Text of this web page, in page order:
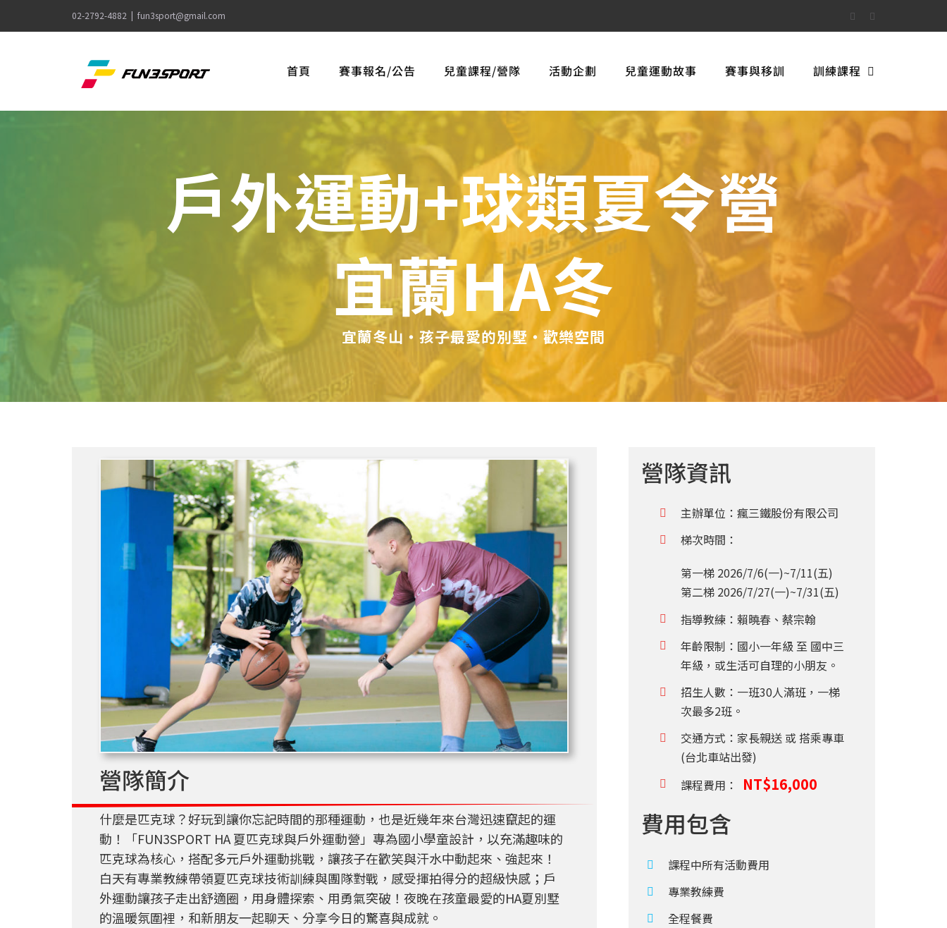
to
02-2792-4882 | fun3sport@gmail.com Facebook
首頁 賽事報名/公告 兒童課程/營隊 活動企劃 兒童運動故事 賽事與移訓 訓練課程
戶外運動+球類夏令營
宜蘭HA冬
宜蘭冬山・孩子最愛的別墅・歡樂空間
營隊簡介
什麼是匹克球？好玩到讓你忘記時間的那種運動，也是近幾年來台灣迅速竄起的運
動！「FUN3SPORT HA 夏匹克球與戶外運動營」專為國小學童設計，以充滿趣味的
匹克球為核心，搭配多元戶外運動挑戰，讓孩子在歡笑與汗水中動起來、強起來！
白天有專業教練帶領夏匹克球技術訓練與團隊對戰，感受揮拍得分的超級快感；戶
外運動讓孩子走出舒適圈，用身體探索、用勇氣突破！夜晚在孩童最愛的HA夏別墅
的溫暖氛圍裡，和新朋友一起聊天、分享今日的驚喜與成就。
營隊資訊
主辦單位：瘋三鐵股份有限公司
梯次時間：
第一梯 2026/7/6(一)~7/11(五)
第二梯 2026/7/27(一)~7/31(五)
指導教練： 賴曉春、蔡宗翰
年齡限制：國小一年級 至 國中三
年級，或生活可自理的小朋友。
招生人數：一班30人滿班，一梯
次最多2班。
交通方式：家長親送 或 搭乘專車
(台北車站出發)
課程費用：
NT$16,000
費用包含
課程中所有活動費用
專業教練費
全程餐費